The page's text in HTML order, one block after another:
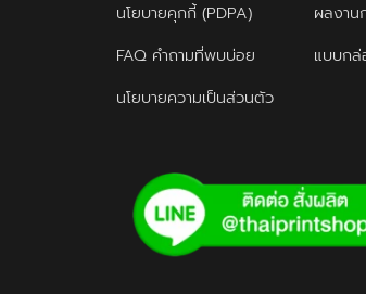
นโยบายคุกกี้ (PDPA)
ผลงาน
FAQ คำถามที่พบบ่อย
แบบก
นโยบายความเป็นส่วนตัว